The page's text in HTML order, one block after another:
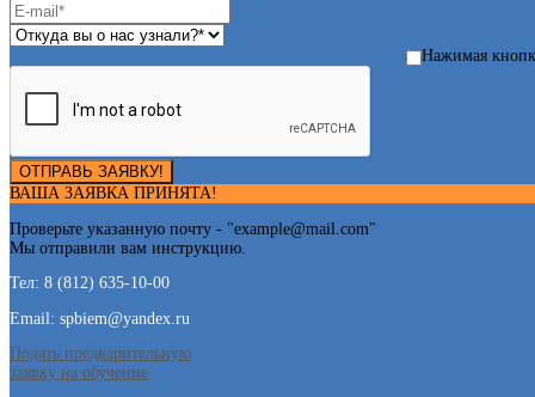
Нажимая
ОТПРАВЬ ЗАЯВКУ!
ВАША ЗАЯВКА ПРИНЯТА!
Проверьте указанную почту - "example@mail.com"
Мы отправили вам инструкцию.
Тел: 8 (812) 635-10-00
Email: spbiem@yandex.ru
Подать предварительную
заявку на обучение